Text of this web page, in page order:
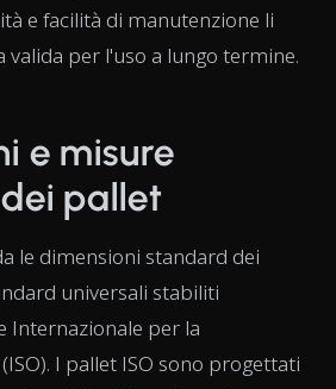
e facilità di manutenzione li
valida per l'uso a lungo termine.
e misure
pallet
le dimensioni standard dei
universali stabiliti
Internazionale per la
I pallet ISO sono progettati